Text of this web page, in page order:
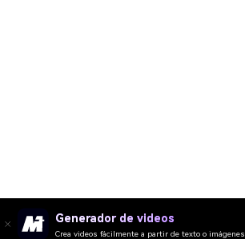
Generador de videos
Crea videos fácilmente a partir de texto o imágenes